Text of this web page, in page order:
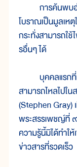
การค้นพบอำ
โบราณเป็นมูลเห
กระทั่งสามารถใ
รอื่นๆ ได้
บุคคลแรกที่ท
สามารถไหลไปใ
(Stephen
พระสรรเพชญ์ที่
ความรู้นี้มิได้ทำใ
ข่าวสารที่รวดเร็ว